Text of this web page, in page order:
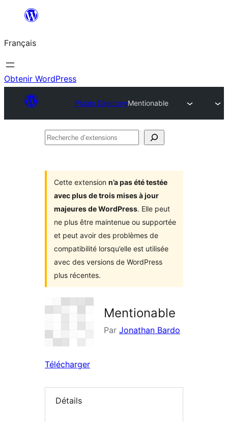
contenu
Français
Obtenir WordPress
Plugin DirectoryMentionable
Recherche
Cette extension n’a pas été testée
avec plus de trois mises à jour
majeures de WordPress. Elle peut
ne plus être maintenue ou supportée
et peut avoir des problèmes de
compatibilité lorsqu’elle est utilisée
avec des versions de WordPress
plus récentes.
Mentionable
Par Jonathan Bardo
Télécharger
Détails